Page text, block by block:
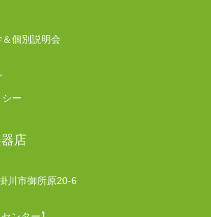
店
川市御所原20-6
個別説明会
ー